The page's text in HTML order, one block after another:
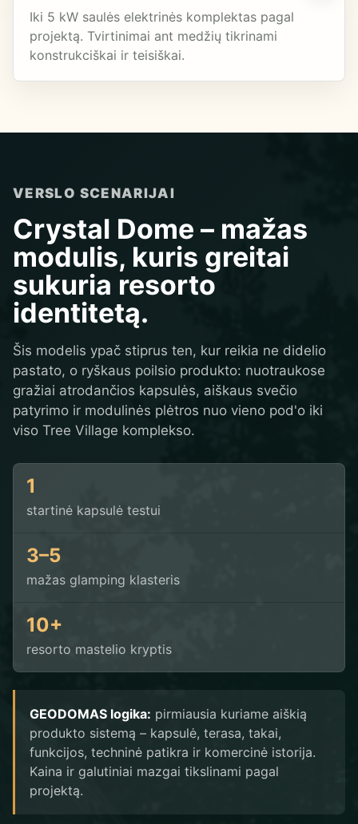
Iki 5 kW saulės elektrinės komplektas pagal
projektą. Tvirtinimai ant medžių tikrinami
konstrukciškai ir teisiškai.
VERSLO SCENARIJAI
Crystal Dome – mažas
modulis, kuris greitai
sukuria resorto
identitetą.
Šis modelis ypač stiprus ten, kur reikia ne didelio
pastato, o ryškaus poilsio produkto: nuotraukose
gražiai atrodančios kapsulės, aiškaus svečio
patyrimo ir modulinės plėtros nuo vieno pod'o iki
viso Tree Village komplekso.
1
startinė kapsulė testui
3–5
mažas glamping klasteris
10+
resorto mastelio kryptis
GEODOMAS logika: pirmiausia kuriame aiškią
produkto sistemą – kapsulė, terasa, takai,
funkcijos, techninė patikra ir komercinė istorija.
Kaina ir galutiniai mazgai tikslinami pagal
projektą.